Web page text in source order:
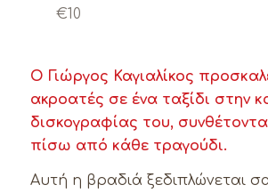
€10
Ο Γιώργος Καγιαλίκος
ακροατές σε ένα ταξίδι στην
δισκογραφίας του,
πίσω από κάθε τραγούδι.
Αυτή η βραδιά ξεδιπλώνεται